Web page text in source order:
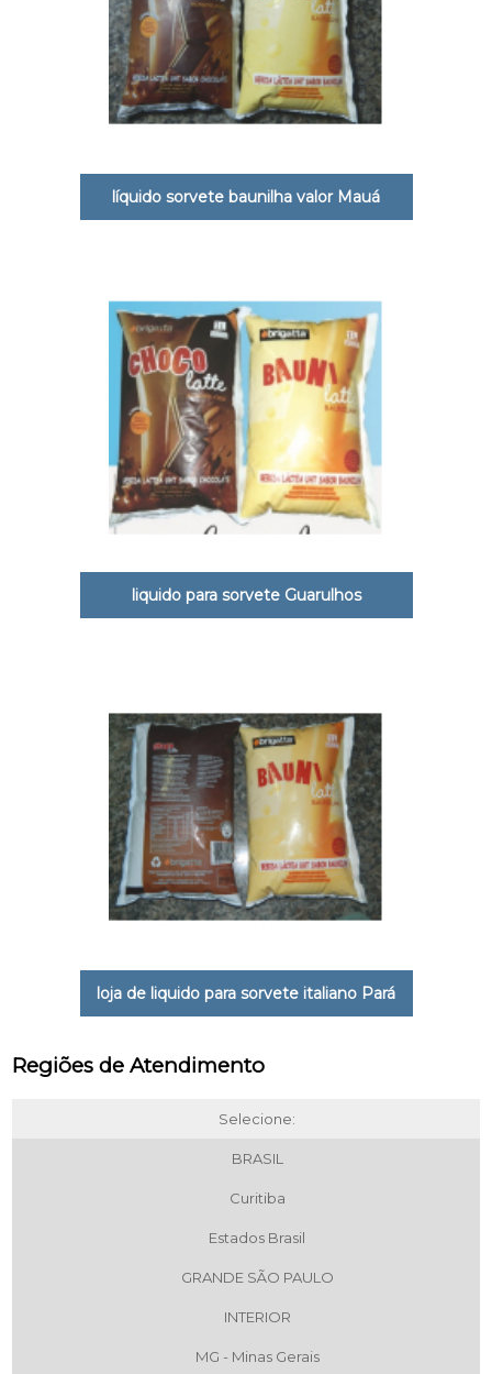
líquido sorvete baunilha valor Mauá
liquido para sorvete Guarulhos
loja de liquido para sorvete italiano Pará
Regiões de Atendimento
Selecione:
BRASIL
Curitiba
Estados Brasil
GRANDE SÃO PAULO
INTERIOR
MG - Minas Gerais